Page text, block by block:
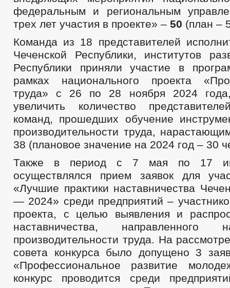
федеральным и региональным
трех лет участия в проекте» – 50 (план –
Команда из 18 представителей
Чеченской Республики, институтов
Республики приняли участие в
рамках национального проекта
труда» с 26 по 28 ноября 2024
увеличить количество
команд, прошедших обучение
производительности труда,
38 (плановое значение на 2024 год – 30
Также в период с 7 мая по 17
осуществлялся прием заявок для
«Лучшие практики наставничества
— 2024» среди предприятий –
проекта, с целью выявления и
наставничества,
производительности труда. На
совета конкурса было допущено 3
«Профессиональное развитие
конкурс проводится среди